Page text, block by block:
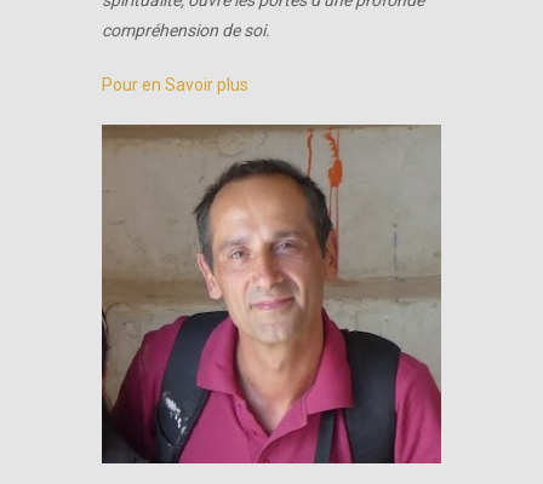
compréhension de soi.
Pour en Savoir plus